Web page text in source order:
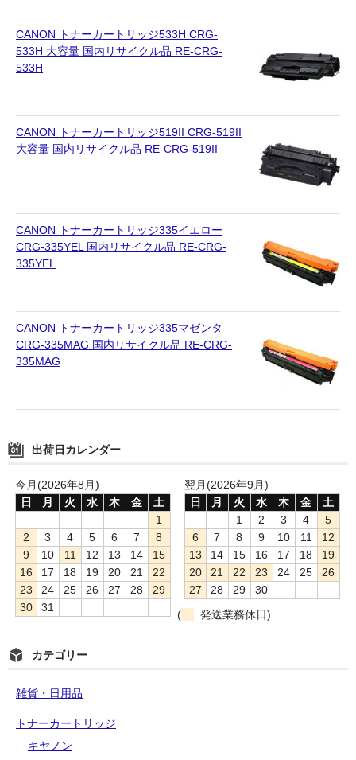
CANON トナーカートリッジ533H CRG-
533H 大容量 国内リサイクル品 RE-CRG-
533H
CANON トナーカートリッジ519II CRG-519II
大容量 国内リサイクル品 RE-CRG-519II
CANON トナーカートリッジ335イエロー
CRG-335YEL 国内リサイクル品 RE-CRG-
335YEL
CANON トナーカートリッジ335マゼンタ
CRG-335MAG 国内リサイクル品 RE-CRG-
335MAG
出荷日カレンダー
今月(2026年8月)
日
月 火 水 木 金
土
1
2
3 4 5 6 7
8
9
10 11 12 13 14
15
16
17 18 19 20 21
22
23
24 25 26 27 28
29
30
31
翌月(2026年9月)
日
月 火 水 木 金
土
1
2 3 4
5
6
7 8 9 10 11
12
13
14 15 16 17 18
19
20
21 22 23 24 25
26
27
28 29
30
(
発送業務休日)
カテゴリー
雑貨・日用品
トナーカートリッジ
キヤノン